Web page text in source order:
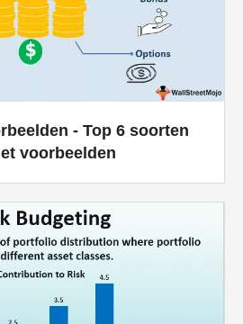
- Top 6 soorten
voorbeelden